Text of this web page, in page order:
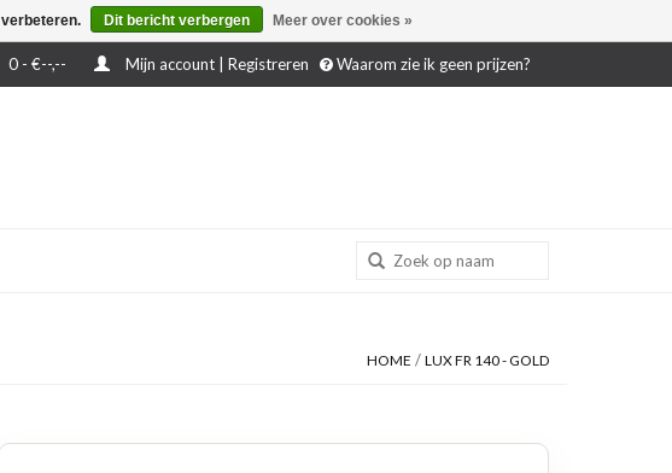
0 - €--,-- Mijn account | Registreren Waarom zie ik geen prijzen?
HOME / LUX FR 140 - GOLD
Dit bericht verbergen Meer over cookies »